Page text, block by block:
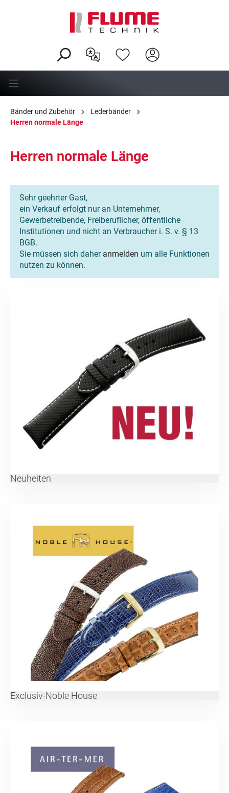
Bänder und Zubehör
Lederbänder
Herren normale Länge
Herren normale Länge
Sehr geehrter Gast,
ein Verkauf erfolgt nur an Unternehmer,
Gewerbetreibende, Freiberuflicher, öffentliche
Institutionen und nicht an Verbraucher i. S. v. § 13
BGB.
Sie müssen sich daher anmelden um alle Funktionen
nutzen zu können.
Neuheiten
Exclusiv-Noble House